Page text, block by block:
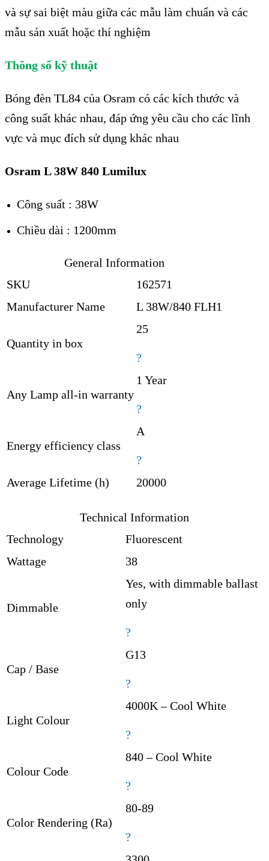
và sự sai biệt màu giữa các mẫu làm chuẩn và các
mẫu sản xuất hoặc thí nghiệm
Thông số kỹ thuật
Bóng đèn TL84 của Osram có các kích thước và
công suất khác nhau, đáp ứng yêu cầu cho các lĩnh
vực và mục đích sử dụng khác nhau
Osram L 38W 840 Lumilux
Công suất : 38W
Chiều dài : 1200mm
General Information
SKU
162571
Manufacturer Name
L 38W/840 FLH1
Quantity in box
25
?
Any Lamp all-in warranty
1 Year
?
Energy efficiency class
A
?
Average Lifetime (h)
20000
Technical Information
Technology
Fluorescent
Wattage
38
Dimmable
Yes, with dimmable ballast
only
?
Cap / Base
G13
?
Light Colour
4000K – Cool White
?
Colour Code
840 – Cool White
?
Color Rendering (Ra)
80-89
?